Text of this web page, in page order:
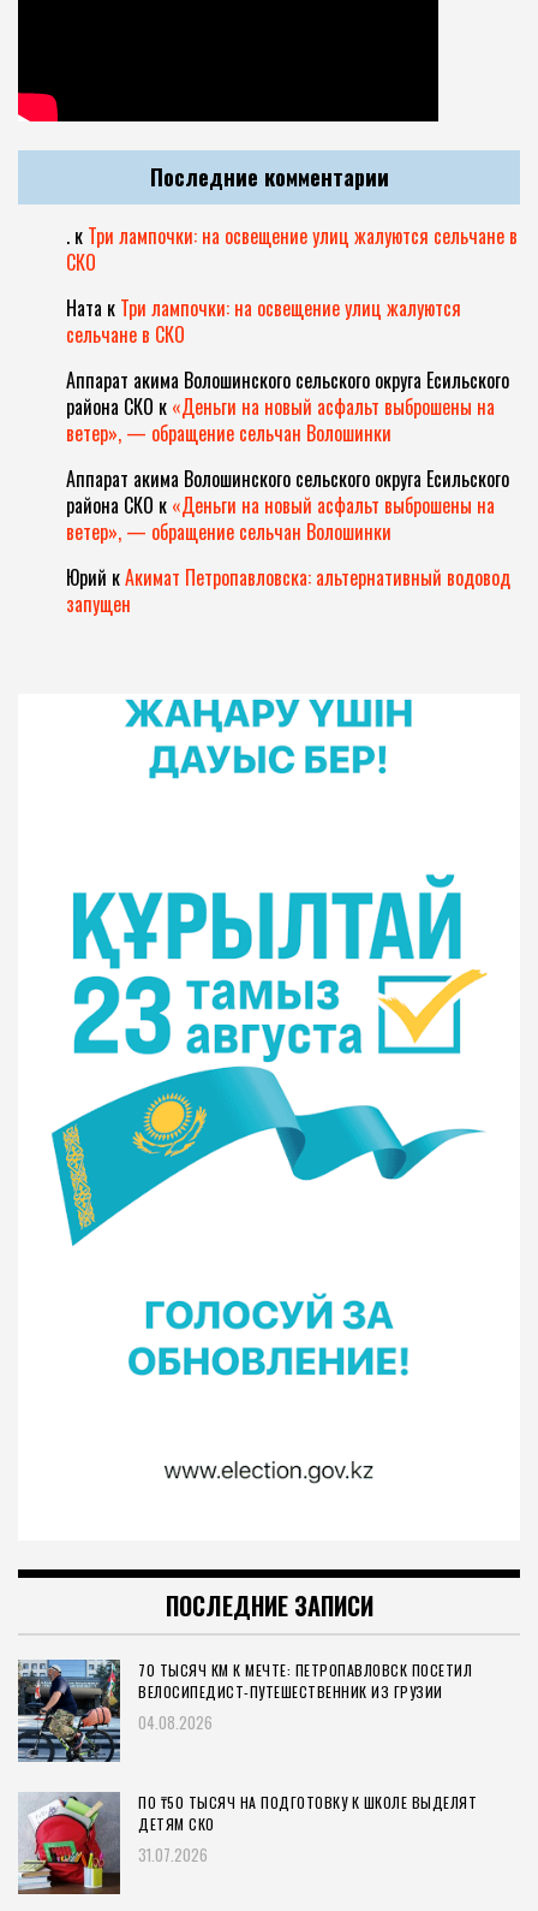
Последние комментарии
. к Три лампочки: на освещение улиц жалуются сельчане в
СКО
Ната к Три лампочки: на освещение улиц жалуются
сельчане в СКО
Аппарат акима Волошинского сельского округа Есильского
района СКО к «Деньги на новый асфальт выброшены на
ветер», — обращение сельчан Волошинки
Аппарат акима Волошинского сельского округа Есильского
района СКО к «Деньги на новый асфальт выброшены на
ветер», — обращение сельчан Волошинки
Юрий кАкимат Петропавловска: альтернативный водовод
запущен
ПОСЛЕДНИЕ ЗАПИСИ
70 ТЫСЯЧ КМ К МЕЧТЕ: ПЕТРОПАВЛОВСК ПОСЕТИЛ
ВЕЛОСИПЕДИСТ-ПУТЕШЕСТВЕННИК ИЗ ГРУЗИИ
04.08.2026
ПО ₸50 ТЫСЯЧ НА ПОДГОТОВКУ К ШКОЛЕ ВЫДЕЛЯТ
ДЕТЯМ СКО
31.07.2026